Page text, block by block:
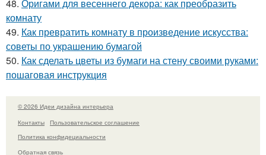
48. Оригами для весеннего декора: как преобразить
комнату
49. Как превратить комнату в произведение искусства:
советы по украшению бумагой
50. Как сделать цветы из бумаги на стену своими руками:
пошаговая инструкция
© 2026 Идеи дизайна интерьера
Контакты
Пользовательское соглашение
Политика конфидециальности
Обратная связь